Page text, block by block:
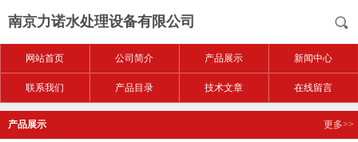
南京力诺水处理设备有限公司
网站首页 公司简介 产品展示 新闻中心
联系我们 产品目录 技术文章 在线留言
产品展示 更多>>